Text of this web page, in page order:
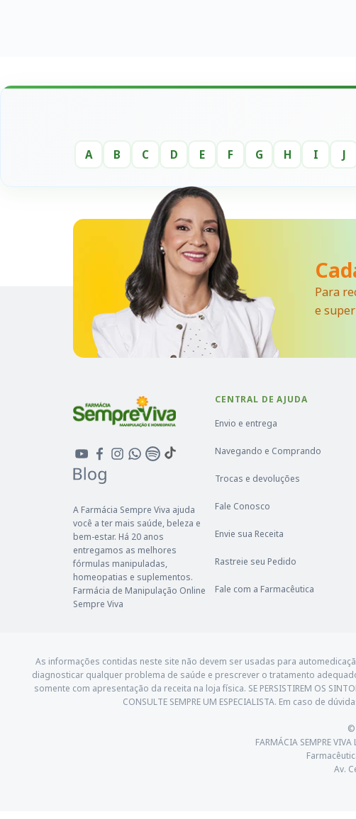
A B C D E F G H I J
As informações contidas neste site não devem ser usadas para
diagnosticar qualquer problema de saúde e prescrever o tratamento
somente com apresentação da receita na loja física. SE PERSISTIREM OS
CONSULTE SEMPRE UM ESPECIALISTA. Em caso de
©
FARMÁCIA SEMPRE
Av.
A Farmácia Sempre Viva ajuda
você a ter mais saúde, beleza e
bem-estar. Há 20 anos
entregamos as melhores
fórmulas manipuladas,
homeopatias e suplementos.
Farmácia de Manipulação Online
Sempre Viva
CENTRAL DE AJUDA
Envio e entrega
Navegando e Comprando
Trocas e devoluções
Fale Conosco
Envie sua Receita
Rastreie seu Pedido
Fale com a Farmacêutica
Para
e